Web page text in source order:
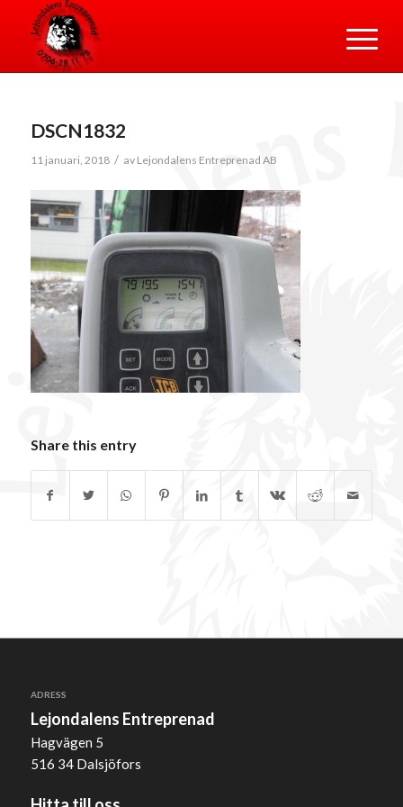
DSCN1832
11 januari, 2018 / av Lejondalens Entreprenad AB
Share this entry
ADRESS
Lejondalens Entreprenad
Hagvägen 5
516 34 Dalsjöfors